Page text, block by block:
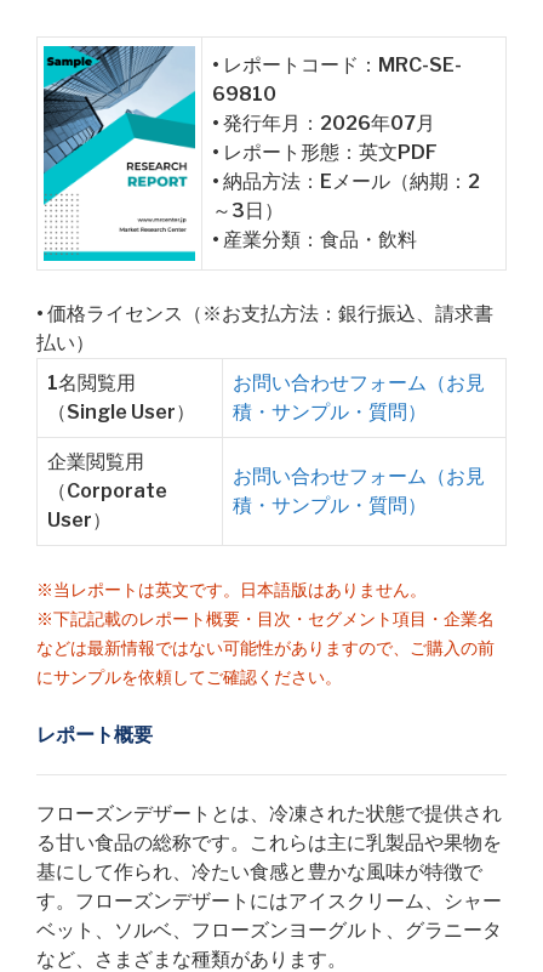
• レポートコード：MRC-SE-
69810
• 発行年月：2026年07月
• レポート形態：英文PDF
• 納品方法：Eメール（納期：2
～3日）
• 産業分類：食品・飲料
• 価格ライセンス（※お支払方法：銀行振込、請求書
払い）
1名閲覧用
（Single User）
お問い合わせフォーム（お見
積・サンプル・質問）
企業閲覧用
（Corporate
User）
お問い合わせフォーム（お見
積・サンプル・質問）
※当レポートは英文です。日本語版はありません。
※下記記載のレポート概要・目次・セグメント項目・企業名
などは最新情報ではない可能性がありますので、ご購入の前
にサンプルを依頼してご確認ください。
レポート概要
フローズンデザートとは、冷凍された状態で提供され
る甘い食品の総称です。これらは主に乳製品や果物を
基にして作られ、冷たい食感と豊かな風味が特徴で
す。フローズンデザートにはアイスクリーム、シャー
ベット、ソルベ、フローズンヨーグルト、グラニータ
など、さまざまな種類があります。